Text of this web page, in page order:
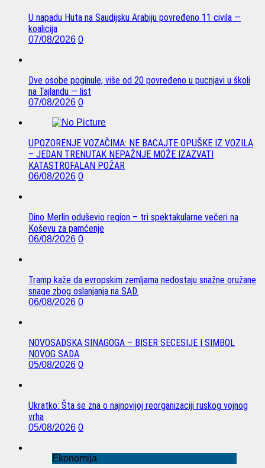
U napadu Huta na Saudijsku Arabiju povređeno 11 civila —
koalicija
07/08/2026 0
Dve osobe poginule, više od 20 povređeno u pucnjavi u školi
na Tajlandu — list
07/08/2026 0
UPOZORENJE VOZAČIMA: NE BACAJTE OPUŠKE IZ VOZILA
– JEDAN TRENUTAK NEPAŽNJE MOŽE IZAZVATI
KATASTROFALAN POŽAR
06/08/2026 0
Dino Merlin oduševio region – tri spektakularne večeri na
Koševu za pamćenje
06/08/2026 0
Tramp kaže da evropskim zemljama nedostaju snažne oružane
snage zbog oslanjanja na SAD.
06/08/2026 0
NOVOSADSKA SINAGOGA – BISER SECESIJE I SIMBOL
NOVOG SADA
05/08/2026 0
Ukratko: Šta se zna o najnovijoj reorganizaciji ruskog vojnog
vrha
05/08/2026 0
Ekonomija